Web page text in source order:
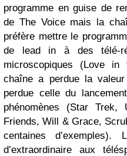
programme en guise de
de The Voice mais la
préfère mettre le
de lead in à des télé-
microscopiques (Love
chaîne a perdue la
perdue celle du
phénomènes (Star Trek,
Friends, Will & Grace,
centaines
d’extraordinaire aux